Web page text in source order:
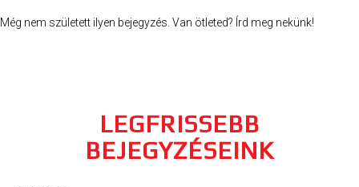
Még nem született ilyen bejegyzés. Van ötleted? Írd meg nekünk!
LEGFRISSEBB
BEJEGYZÉSEINK